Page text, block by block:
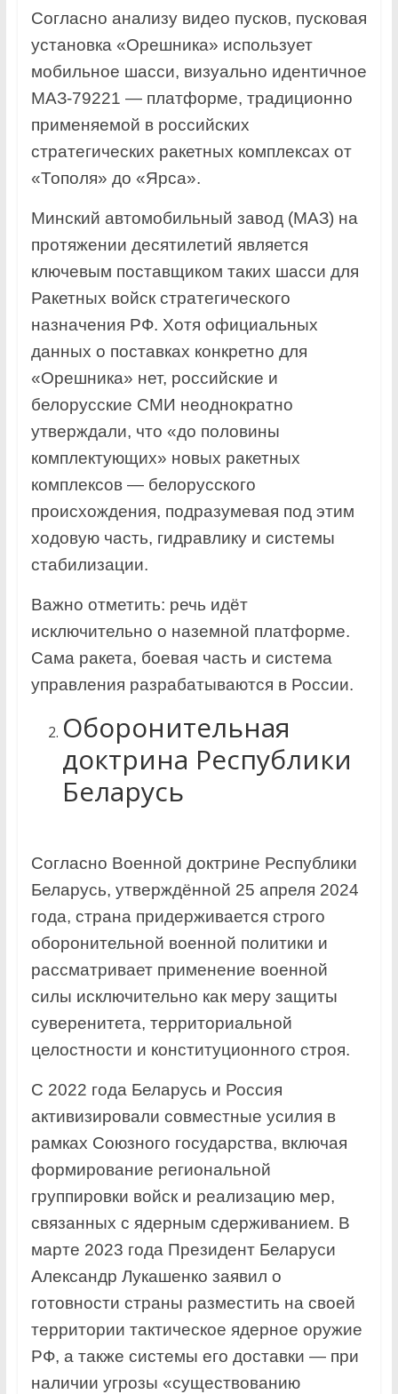
Согласно анализу видео пусков, пусковая
установка «Орешника» использует
мобильное шасси, визуально идентичное
МАЗ‑79221 — платформе, традиционно
применяемой в российских
стратегических ракетных комплексах от
«Тополя» до «Ярса».
Минский автомобильный завод (МАЗ) на
протяжении десятилетий является
ключевым поставщиком таких шасси для
Ракетных войск стратегического
назначения РФ. Хотя официальных
данных о поставках конкретно для
«Орешника» нет, российские и
белорусские СМИ неоднократно
утверждали, что «до половины
комплектующих» новых ракетных
комплексов — белорусского
происхождения, подразумевая под этим
ходовую часть, гидравлику и системы
стабилизации.
Важно отметить: речь идёт
исключительно о наземной платформе.
Сама ракета, боевая часть и система
управления разрабатываются в России.
Оборонительная
доктрина Республики
Беларусь
Согласно Военной доктрине Республики
Беларусь, утверждённой 25 апреля 2024
года, страна придерживается строго
оборонительной военной политики и
рассматривает применение военной
силы исключительно как меру защиты
суверенитета, территориальной
целостности и конституционного строя.
С 2022 года Беларусь и Россия
активизировали совместные усилия в
рамках Союзного государства, включая
формирование региональной
группировки войск и реализацию мер,
связанных с ядерным сдерживанием. В
марте 2023 года Президент Беларуси
Александр Лукашенко заявил о
готовности страны разместить на своей
территории тактическое ядерное оружие
РФ, а также системы его доставки — при
наличии угрозы «существованию